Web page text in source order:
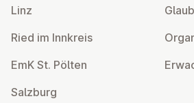
Linz
Ried im Innkreis
EmK St. Pölten
Salzburg